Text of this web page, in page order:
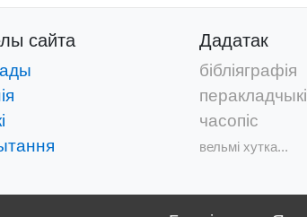
сайта Дадатак
бібліяграфія
перакладчыкі
часопіс
вельмі хутка...